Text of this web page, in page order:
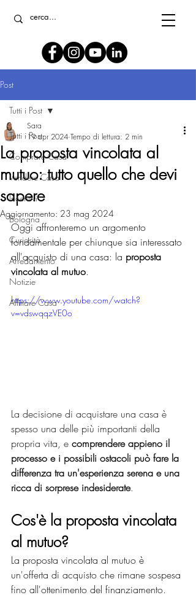
Post
Tutti i Post
Comprare Casa
Vendere Casa
Incentivi
Bologna
Curiosità
Arredamento
Notizie
Affittare Casa
Tutti i Post
La proposta vincolata al
mutuo: tutto quello che devi
sapere
Sara
19 apr 2024 Tempo di lettura: 2 min
Aggiornamento: 23 mag 2024
Oggi affronteremo un argomento
fondamentale per chiunque sia interessato
all'acquisto di una casa: la proposta
vincolata al mutuo.
https://www.youtube.com/watch?
v=vdswqqzVE0o
La decisione di acquistare una casa è
spesso una delle più importanti della
propria vita, e comprendere appieno il
processo e i possibili ostacoli può fare la
differenza tra un'esperienza serena e una
ricca di sorprese indesiderate.
Cos'è la proposta vincolata
al mutuo?
La proposta vincolata al mutuo è
un'offerta di acquisto che rimane sospesa
fino all'ottenimento del finanziamento.